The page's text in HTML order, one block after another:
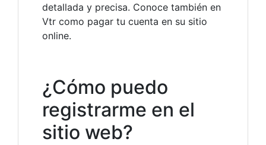
detallada y precisa. Conoce también en
Vtr como pagar tu cuenta en su sitio
online.
¿Cómo puedo
registrarme en el
sitio web?